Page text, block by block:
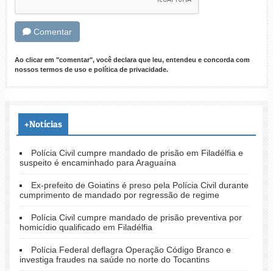
Comentar
Ao clicar em "comentar", você declara que leu, entendeu e concorda com
nossos termos de usoe política de privacidade.
+Notícias
Polícia Civil cumpre mandado de prisão em Filadélfia e
suspeito é encaminhado para Araguaína
Ex-prefeito de Goiatins é preso pela Polícia Civil durante
cumprimento de mandado por regressão de regime
Polícia Civil cumpre mandado de prisão preventiva por
homicídio qualificado em Filadélfia
Polícia Federal deflagra Operação Código Branco e
investiga fraudes na saúde no norte do Tocantins